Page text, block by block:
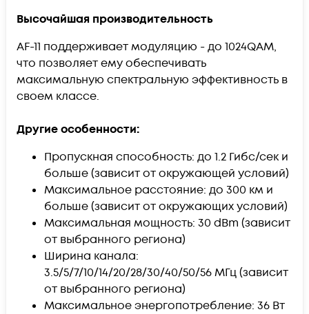
Высочайшая производительность
AF-11 поддерживает модуляцию - до 1024QAM,
что позволяет ему обеспечивать
максимальную спектральную эффективность в
своем классе.
Другие особенности:
Пропускная способность: до 1.2 Гибс/сек и
больше (зависит от окружающей условий)
Максимальное расстояние: до 300 км и
больше (зависит от окружающих условий)
Максимальная мощность: 30 dBm (зависит
от выбранного региона)
Ширина канала:
3.5/5/7/10/14/20/28/30/40/50/56 МГц (зависит
от выбранного региона)
Максимальное энергопотребление: 36 Вт